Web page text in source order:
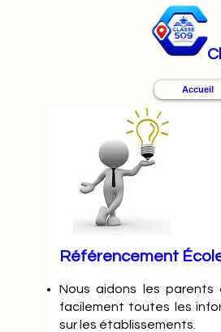
Accueil
Référencement
Nousaidons les
facilement toutes les
sur les établissements.